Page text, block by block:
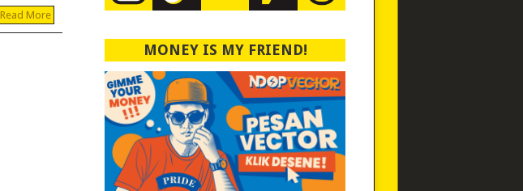
Read More
MONEY IS MY FRIEND!